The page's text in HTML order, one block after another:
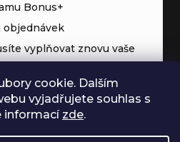
cookie. Dalším
vyjadřujete souhlas s
informací zde.
Bonus+
objednávek
vyplňovat znovu vaše
slevám